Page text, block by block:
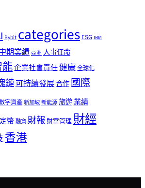
Bybitcategories ESG IBM
期業績 亞洲 人事任命
企業社會責任健康全球化
鏈可持續發展合作國際
字資產新加坡新能源旅遊業績
幣融資 財報 財富管理 財經
香港